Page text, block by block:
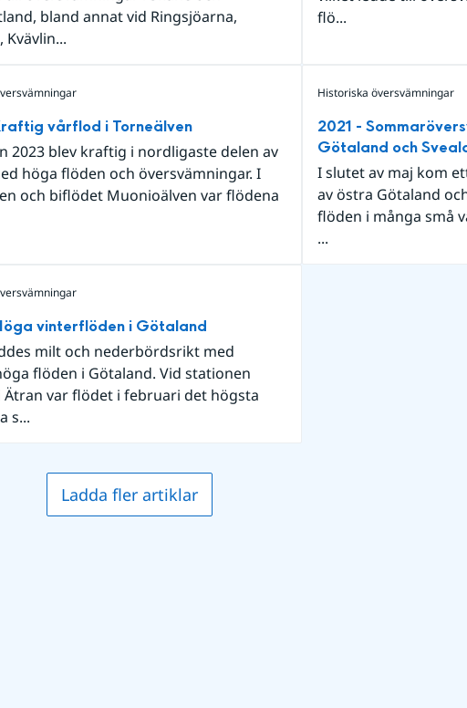
bland annat vid Ringsjöarna,
Kvävlin...
flö...
vårflod i Torneälven
2023 blev kraftig i nordligaste delen av
höga flöden och översvämningar. I
och biflödet Muonioälven var flödena
Historiska översvämningar
2021 -
Götaland och
I slutet av maj kom
av östra Götaland
flöden i många små
...
vinterflöden i Götaland
milt och nederbördsrikt med
flöden i Götaland. Vid stationen
Ätran var flödet i februari det högsta
s...
Ladda fler artiklar